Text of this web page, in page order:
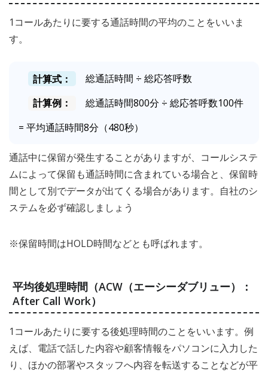
1コールあたりに要する通話時間の平均のことをいいま
す。
計算式：
総通話時間 ÷ 総応答呼数
計算例：
総通話時間800分 ÷ 総応答呼数100件
= 平均通話時間8分（480秒）
通話中に保留が発生することがありますが、コールシステ
ムによって保留も通話時間に含まれている場合と、保留時
間として別でデータが出てくる場合があります。自社のシ
ステムを必ず確認しましょう
※保留時間はHOLD時間などとも呼ばれます。
平均後処理時間（ACW（エーシーダブリュー）：
After Call Work）
1コールあたりに要する後処理時間のことをいいます。例
えば、電話で話した内容や顧客情報をパソコンに入力した
り、ほかの部署やスタッフへ内容を転送することなどが平